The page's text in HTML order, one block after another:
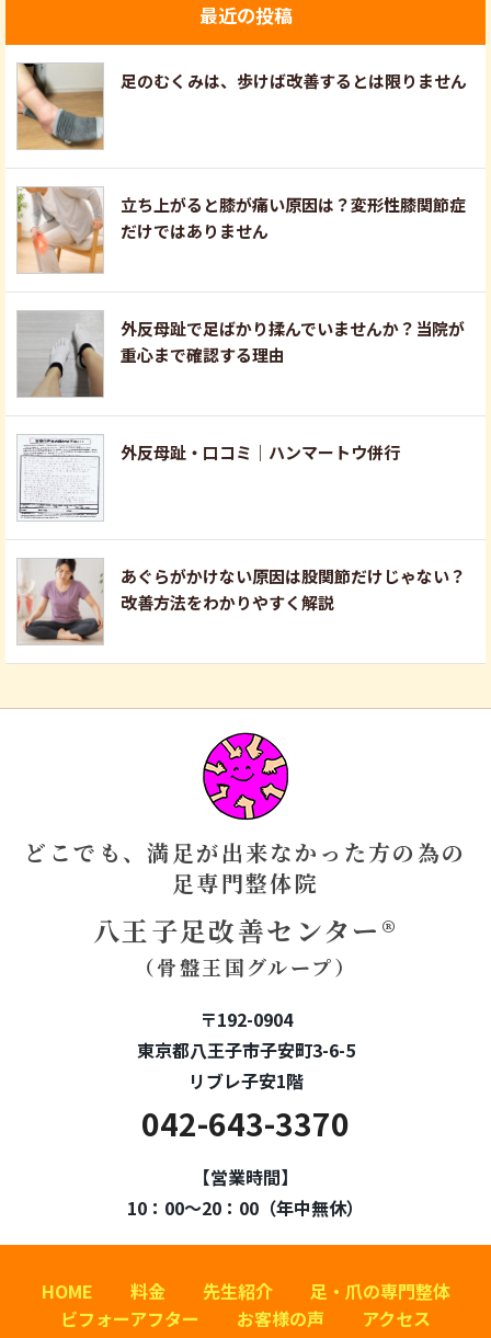
最近の投稿
足のむくみは、歩けば改善するとは限りません
立ち上がると膝が痛い原因は？変形性膝関節症
だけではありません
外反母趾で足ばかり揉んでいませんか？当院が
重心まで確認する理由
外反母趾・口コミ｜ハンマートウ併行
あぐらがかけない原因は股関節だけじゃない？
改善方法をわかりやすく解説
どこでも、満足が出来なかった方の為の
足専門整体院
八王子足改善センター®
（骨盤王国グループ）
〒192-0904
東京都八王子市子安町3-6-5
リブレ子安1階
042-643-3370
【営業時間】
10：00～20：00（年中無休）
HOME 料金 先生紹介
足・爪の専門整体
ビフォーアフター
お客様の声
アクセス